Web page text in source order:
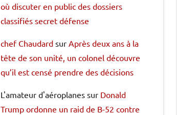
où discuter en public des dossiers
classifiés secret défense
chef Chaudard sur Après deux ans à la
tête de son unité, un colonel découvre
qu’il est censé prendre des décisions
L'amateur d'aéroplanes sur Donald
Trump ordonne un raid de B-52 contre